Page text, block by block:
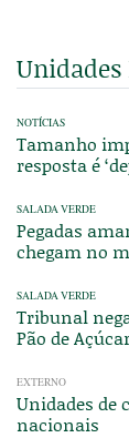
Unidades
NOTÍCIAS
Tamanho
resposta é
SALADA VERDE
Pegadas
chegam no
SALADA VERDE
Tribunal
Pão de
EXTERNO
Unidades de
nacionais